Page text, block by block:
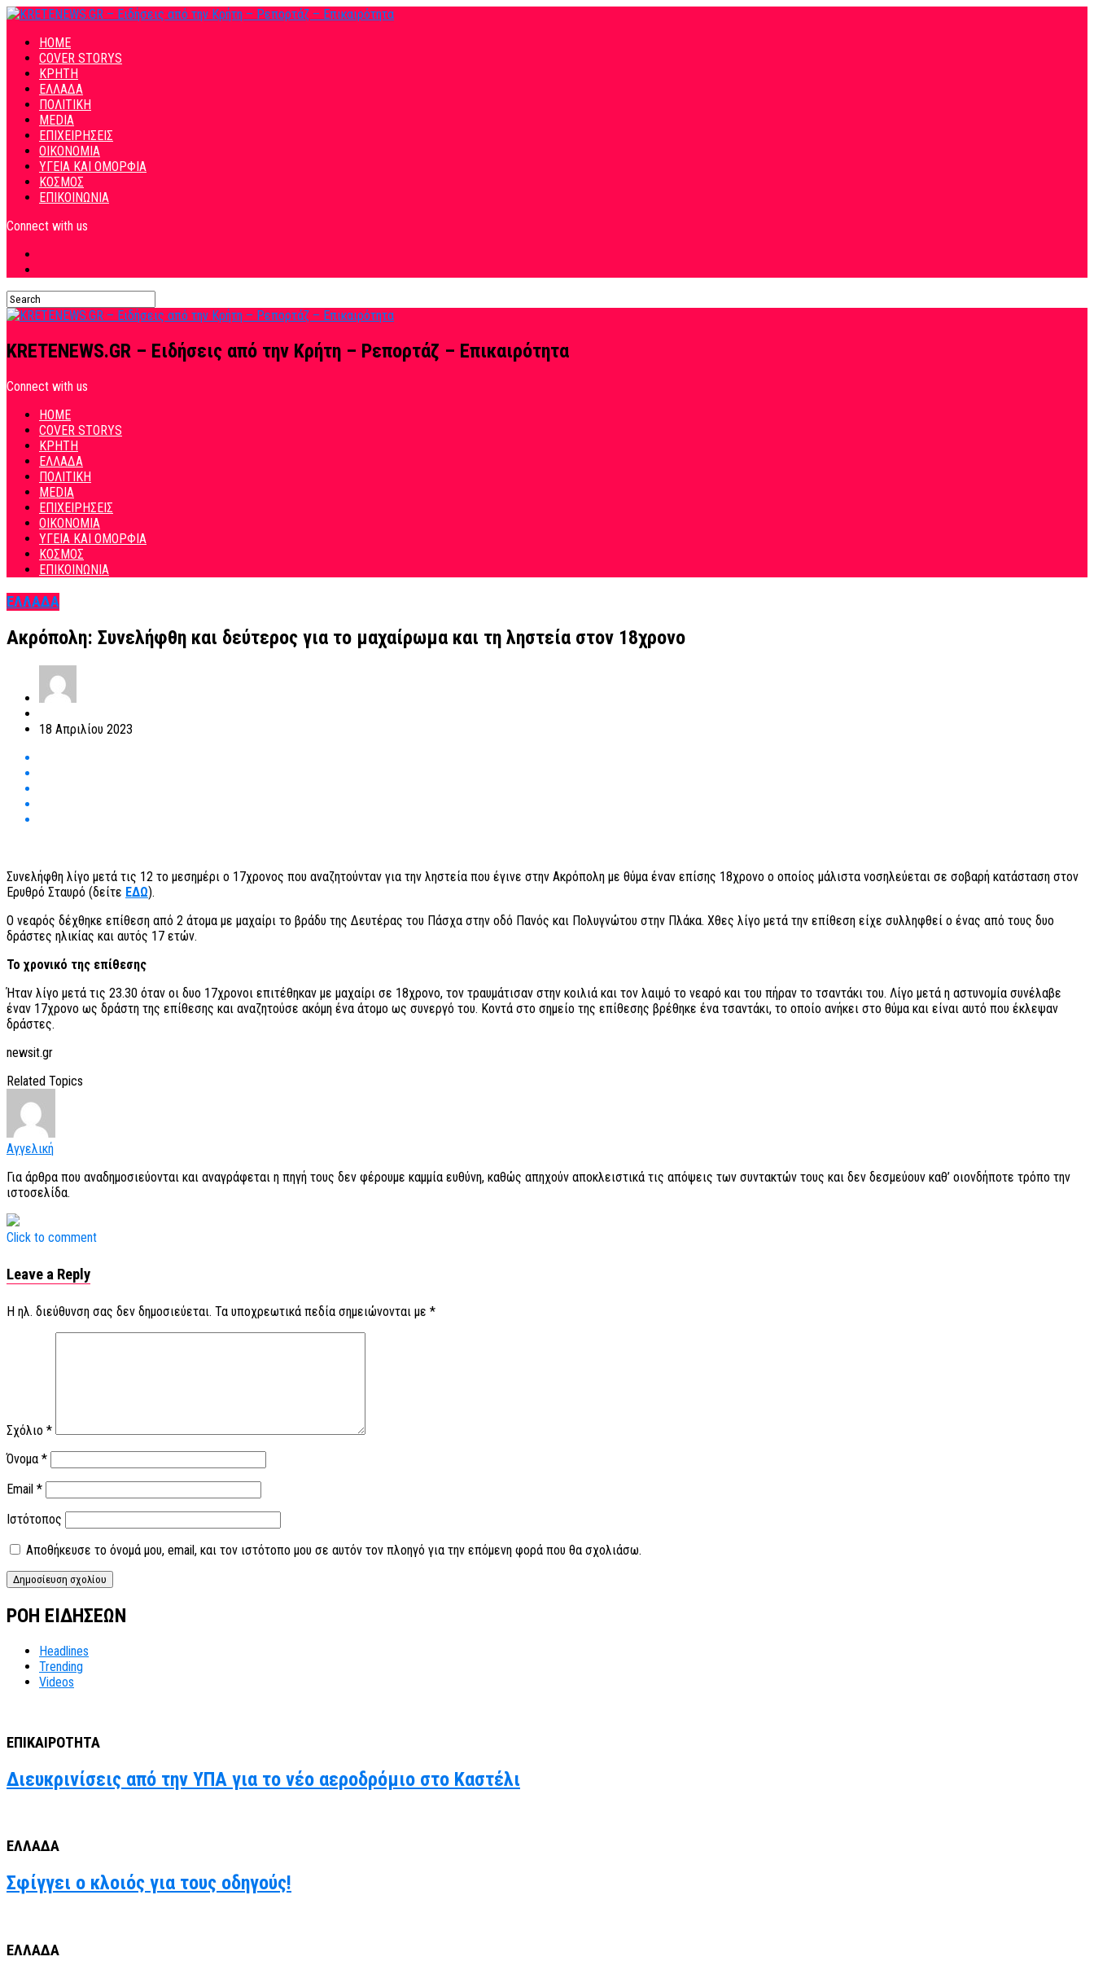
HOME
COVER STORYS
ΚΡΗΤΗ
ΕΛΛΑΔΑ
ΠΟΛΙΤΙΚΗ
MEDIA
ΕΠΙΧΕΙΡΗΣΕΙΣ
ΟΙΚΟΝΟΜΙΑ
ΥΓΕΙΑ ΚΑΙ ΟΜΟΡΦΙΑ
ΚΟΣΜΟΣ
ΕΠΙΚΟΙΝΩΝΙΑ
Connect with us
KRETENEWS.GR – Ειδήσεις από την Κρήτη – Ρεπορτάζ – Επικαιρότητα
Connect with us
HOME
COVER STORYS
ΚΡΗΤΗ
ΕΛΛΑΔΑ
ΠΟΛΙΤΙΚΗ
MEDIA
ΕΠΙΧΕΙΡΗΣΕΙΣ
ΟΙΚΟΝΟΜΙΑ
ΥΓΕΙΑ ΚΑΙ ΟΜΟΡΦΙΑ
ΚΟΣΜΟΣ
ΕΠΙΚΟΙΝΩΝΙΑ
ΕΛΛΑΔΑ
Ακρόπολη: Συνελήφθη και δεύτερος για το μαχαίρωμα και τη ληστεία στον 18χρονο
18 Απριλίου 2023
Συνελήφθη λίγο μετά τις 12 το μεσημέρι ο 17χρονος που αναζητούνταν για την ληστεία που έγινε στην Ακρόπολη με θύμα έναν επίσης 18χρονο ο οποίος μάλιστα νοσηλεύεται σε σοβαρή κατάσταση στον
Ερυθρό Σταυρό (δείτε ΕΔΩ).
Ο νεαρός δέχθηκε επίθεση από 2 άτομα με μαχαίρι το βράδυ της Δευτέρας του Πάσχα στην οδό Πανός και Πολυγνώτου στην Πλάκα. Χθες λίγο μετά την επίθεση είχε συλληφθεί ο ένας από τους δυο
δράστες ηλικίας και αυτός 17 ετών.
Το χρονικό της επίθεσης
Ήταν λίγο μετά τις 23.30 όταν οι δυο 17χρονοι επιτέθηκαν με μαχαίρι σε 18χρονο, τον τραυμάτισαν στην κοιλιά και τον λαιμό το νεαρό και του πήραν το τσαντάκι του. Λίγο μετά η αστυνομία συνέλαβε
έναν 17χρονο ως δράστη της επίθεσης και αναζητούσε ακόμη ένα άτομο ως συνεργό του. Κοντά στο σημείο της επίθεσης βρέθηκε ένα τσαντάκι, το οποίο ανήκει στο θύμα και είναι αυτό που έκλεψαν
δράστες.
newsit.gr
Related Topics
Αγγελική
Για άρθρα που αναδημοσιεύονται και αναγράφεται η πηγή τους δεν φέρουμε καμμία ευθύνη, καθώς απηχούν αποκλειστικά τις απόψεις των συντακτών τους και δεν δεσμεύουν καθ’ οιονδήποτε τρόπο την
ιστοσελίδα.
Click to comment
Leave a Reply
Η ηλ. διεύθυνση σας δεν δημοσιεύεται. Τα υποχρεωτικά πεδία σημειώνονται με *
Σχόλιο *
Όνομα *
Email *
Ιστότοπος
Αποθήκευσε το όνομά μου, email, και τον ιστότοπο μου σε αυτόν τον πλοηγό για την επόμενη φορά που θα σχολιάσω.
ΡΟΗ ΕΙΔΗΣΕΩΝ
Headlines
Trending
Videos
ΕΠΙΚΑΙΡΟΤΗΤΑ
Διευκρινίσεις από την ΥΠΑ για το νέο αεροδρόμιο στο Καστέλι
ΕΛΛΑΔΑ
Σφίγγει ο κλοιός για τους οδηγούς!
ΕΛΛΑΔΑ